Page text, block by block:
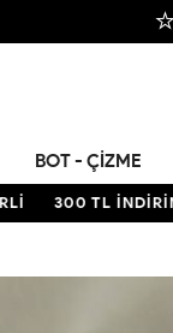
BOT - ÇIZME
300 TL İNDİRİM